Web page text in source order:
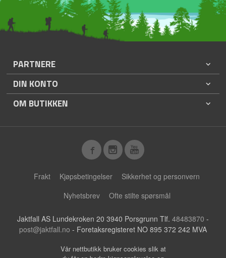
PARTNERE
DIN KONTO
OM BUTIKKEN
Frakt Kjøpsbetingelser
Sikkerhet og personvern
Nyhetsbrev
Ofte stilte spørsmål
Jaktfall AS Lundekroken 20 3940 Porsgrunn Tlf. 48483870 -
post@jaktfall.no - Foretaksregisteret NO 895 372 242 MVA
Vår nettbutikk bruker cookies slik at